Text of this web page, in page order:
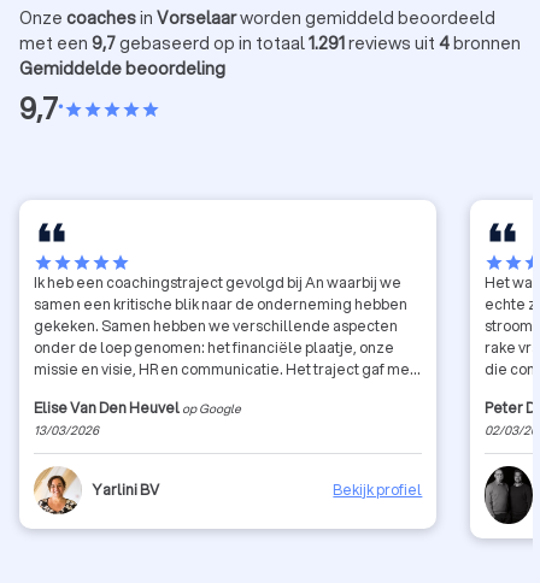
Onze coachesin Vorselaarworden gemiddeld beoordeeld
met een 9,7gebaseerd op in totaal1.291reviews uit 4bronnen
Gemiddelde beoordeling
9,7•starstarstarstarstar
starstarstarstarstar
Ik heb een coachingstraject gevolgd bij An waarbij we
samen een kritische blik naar de onderneming hebben
gekeken. Samen hebben we verschillende aspecten
onder de loep genomen: het financiële plaatje, onze
missie en visie, HR en communicatie. Het traject gaf me
verder te groeien als bedrijf. De begeleiding was
professioneel, eerlijk en tegelijk heel motiverend.
Zeker een aanrader voor ondernemers die even willen
stilstaan bij hun werking en hun bedrijf naar een hoger
niveau willen tillen.
Elise Van Den Heuvel op Google
13/03/2026
Yarlini BV Bekijk profiel
starstar
Het
echte
rake
die
ik
vooruit
Peter
02/03/